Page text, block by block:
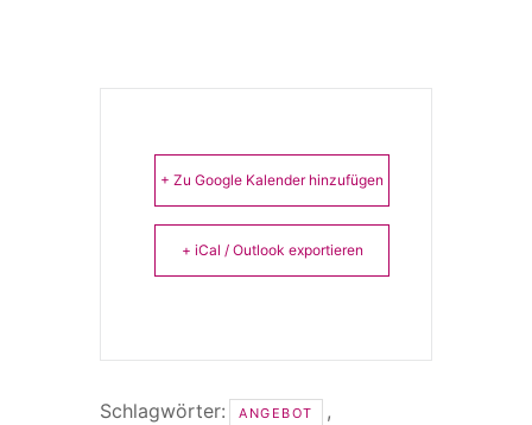
+ Zu Google Kalender hinzufügen
+ iCal / Outlook exportieren
Schlagwörter: ANGEBOT ,